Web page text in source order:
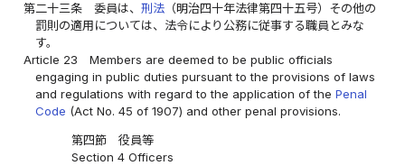
第二十三条
委員は、刑法 （明治四十年法律第四十五号）その他の
罰則の適用については、法令により公務に従事する職員とみな
す。
Article 23
Members are deemed to be public officials
engaging in public duties pursuant to the provisions of laws
and regulations with regard to the application of thePenal
Code (Act No. 45 of 1907) and other penal provisions.
第四節 役員等
Section 4 Officers